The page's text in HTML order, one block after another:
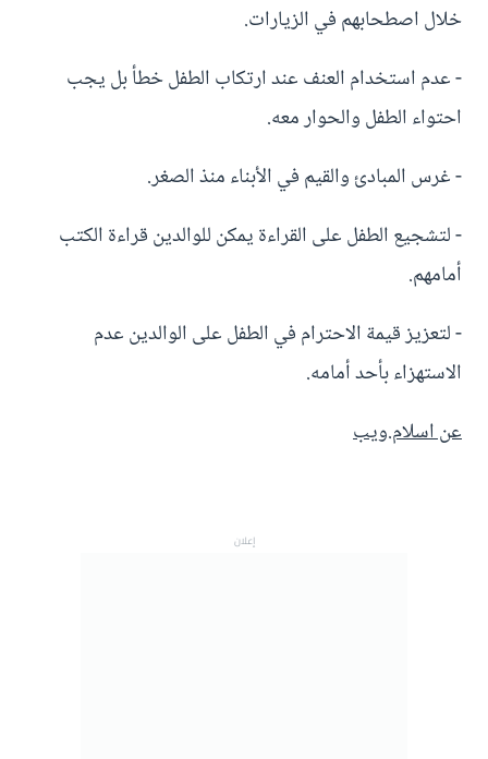
خلال اصطحابهم في الزيارات.
- عدم استخدام العنف عند ارتكاب الطفل خطأ بل يجب
احتواء الطفل والحوار معه.
- غرس المبادئ والقيم في الأبناء منذ الصغر.
- لتشجيع الطفل على القراءة يمكن للوالدين قراءة الكتب
أمامهم.
- لتعزيز قيمة الاحترام في الطفل على الوالدين عدم
الاستهزاء بأحد أمامه.
عن اسلام.ويب
إعلان